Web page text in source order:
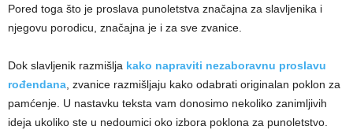
Pored toga što je proslava punoletstva značajna za slavljenika i
njegovu porodicu, značajna je i za sve zvanice.
Dok slavljenik razmišlja kako napraviti nezaboravnu proslavu
rođendana, zvanice razmišljaju kako odabrati originalan poklon za
pamćenje. U nastavku teksta vam donosimo nekoliko zanimljivih
ideja ukoliko ste u nedoumici oko izbora poklona za punoletstvo.